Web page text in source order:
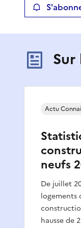
neufs
De juillet
logements
hausse de
Actu